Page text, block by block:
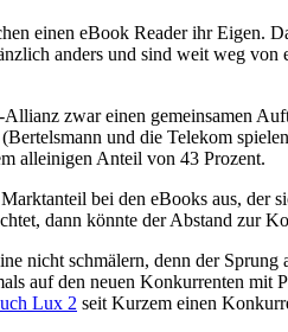
einen eBook Reader ihr Eigen.
anders und sind weit weg
zwar einen gemeinsamen
und die Telekom
alleinigen Anteil von 43 Prozent.
bei den eBooks aus,
dann könnte der Abstand zur
nicht schmälern, denn der
auf den neuen Konkurrenten mit
Lux 2 seit Kurzem einen